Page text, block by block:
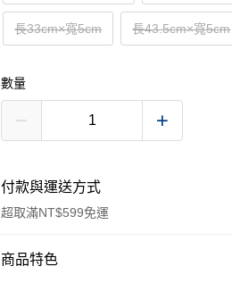
長33cm×寬5cm 長43.5cm×寬5cm
數量
付款與運送方式
超取滿NT$599免運
付款方式
商品特色